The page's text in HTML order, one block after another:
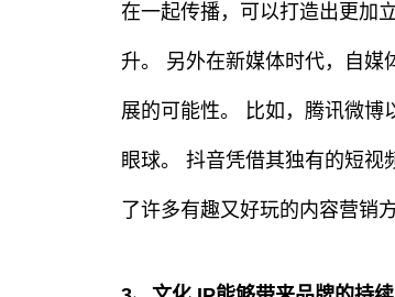
在一起传播，可以打造出更加
升。 另外在新媒体时代，自媒
展的可能性。 比如，腾讯微博
眼球。 抖音凭借其独有的短视
了许多有趣又好玩的内容营销